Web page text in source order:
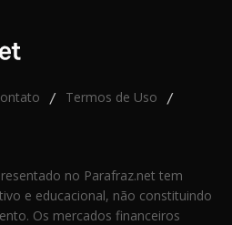
/ Termos de Uso /
no Parafraz.net tem
e educacional, não constituindo
Os mercados financeiros